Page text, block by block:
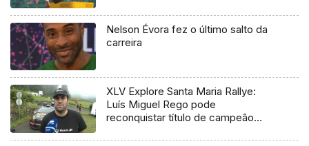
Nelson Évora fez o último salto da
carreira
XLV Explore Santa Maria Rallye:
Luís Miguel Rego pode
reconquistar título de campeão